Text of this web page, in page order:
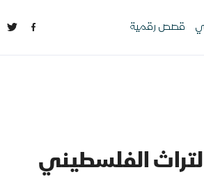
قصص رقمية
الفلسطيني